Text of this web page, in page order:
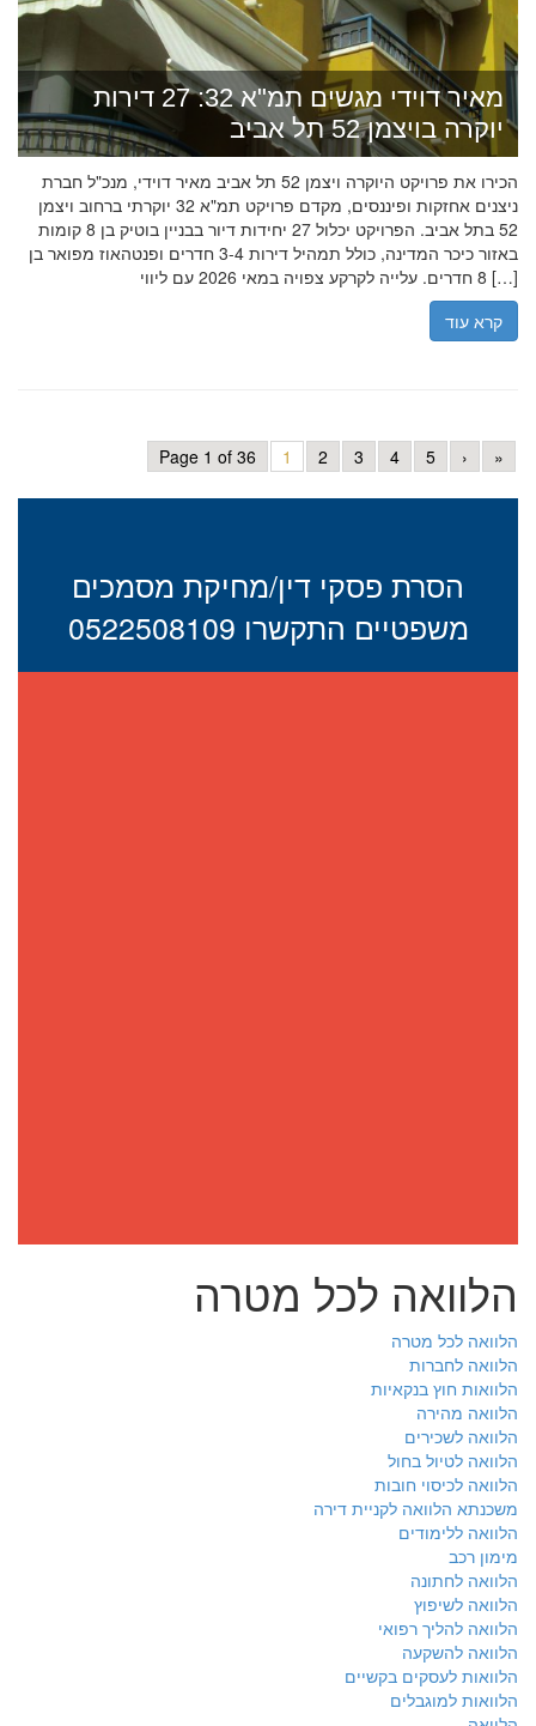
מאיר דוידי מגשים תמ"א 32: 27 דירות
יוקרה בויצמן 52 תל אביב
הכירו את פרויקט היוקרה ויצמן 52 תל אביב מאיר דוידי, מנכ"ל חברת
ניצנים אחזקות ופיננסים, מקדם פרויקט תמ"א 32 יוקרתי ברחוב ויצמן
52 בתל אביב. הפרויקט יכלול 27 יחידות דיור בבניין בוטיק בן 8 קומות
באזור כיכר המדינה, כולל תמהיל דירות 3-4 חדרים ופנטהאוז מפואר בן
8 חדרים. עלייה לקרקע צפויה במאי 2026 עם ליווי […]
קרא עוד
Page 1 of 36 1 2 3 4 5 › »
הסרת פסקי דין/מחיקת מסמכים
משפטיים התקשרו 0522508109
הלוואה לכל מטרה
הלוואה לכל מטרה
הלוואה לחברות
הלוואות חוץ בנקאיות
הלוואה מהירה
הלוואה לשכירים
הלוואה לטיול בחול
הלוואה לכיסוי חובות
משכנתא הלוואה לקניית דירה
הלוואה ללימודים
מימון רכב
הלוואה לחתונה
הלוואה לשיפוץ
הלוואה להליך רפואי
הלוואה להשקעה
הלוואות לעסקים בקשיים
הלוואות למוגבלים